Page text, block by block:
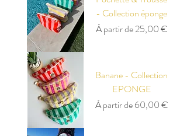
- Collection éponge
À partir de25,00 €
Prix promotionnel
Banane - Collection
EPONGE
À partir de60,00 €
Prix promotionnel